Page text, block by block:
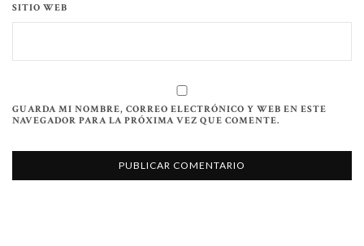
SITIO WEB
GUARDA MI NOMBRE, CORREO ELECTRÓNICO Y WEB EN ESTE
NAVEGADOR PARA LA PRÓXIMA VEZ QUE COMENTE.